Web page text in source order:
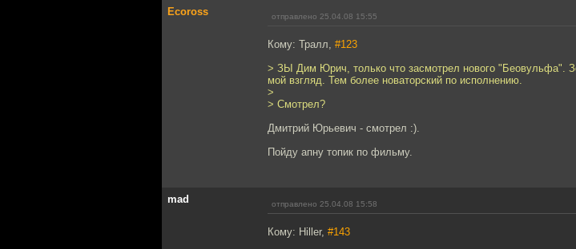
Ecoross отправлено 25.04.08 15:55
Кому: Тралл, #123
> ЗЫ Дим Юрич, только что засмотрел нового "Беовульфа".
мой взгляд. Тем более новаторский по исполнению.
>
> Смотрел?
Дмитрий Юрьевич - смотрел :).
Пойду апну топик по фильму.
mad отправлено 25.04.08 15:58
Кому: Hiller, #143